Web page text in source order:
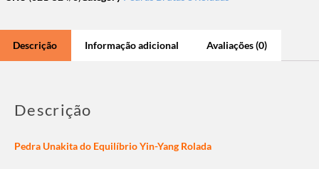
Descrição Informação adicional Avaliações (0)
Descrição
Pedra Unakita do Equilíbrio Yin-Yang Rolada